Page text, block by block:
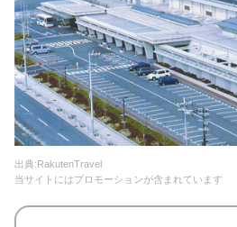
出典:RakutenTravel
当サイトにはプロモーションが含まれています